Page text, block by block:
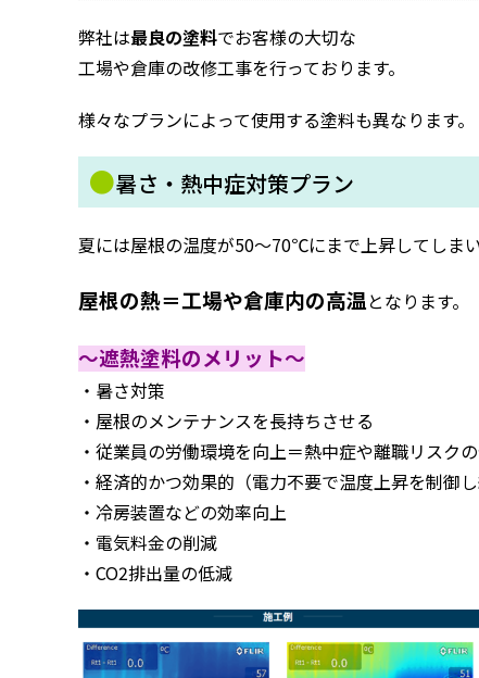
弊社は最良の塗料でお客様の大切な
工場や倉庫の改修工事を行っております。
様々なプランによって使用する塗料も異なります。
●暑さ・熱中症対策プラン
夏には屋根の温度が50～70℃にまで上昇してしまい
屋根の熱＝工場や倉庫内の高温 となります。
～遮熱塗料のメリット～
・暑さ対策
・屋根のメンテナンスを長持ちさせる
・従業員の労働環境を向上＝熱中症や離職リスク
・経済的かつ効果的（電力不要で温度上昇を制御し
・冷房装置などの効率向上
・電気料金の削減
・CO2排出量の低減